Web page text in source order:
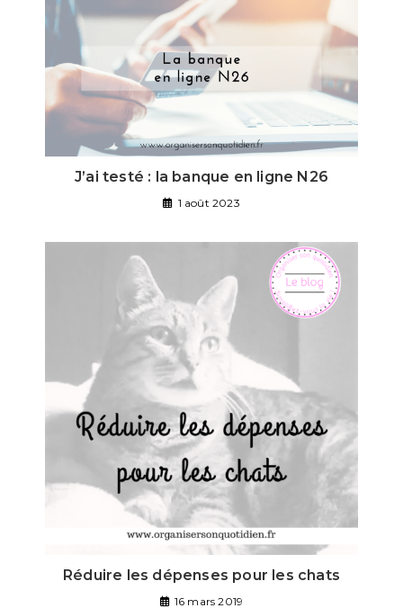
J’ai testé : la banque en ligne N26
1 août 2023
Réduire les dépenses pour les chats
16 mars 2019